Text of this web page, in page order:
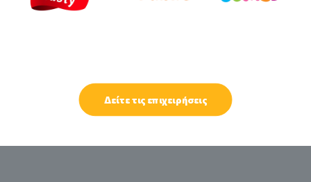
Δείτε τις επιχειρήσεις